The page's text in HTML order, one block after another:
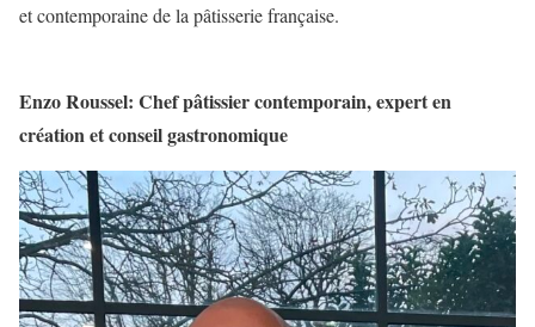
et contemporaine de la pâtisserie française.
Enzo Roussel: Chef pâtissier contemporain, expert en
création et conseil gastronomique